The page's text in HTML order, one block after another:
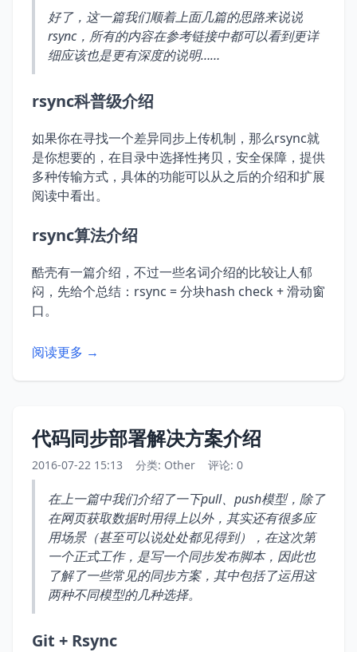
好了，这一篇我们顺着上面几篇的思路来说说
rsync，所有的内容在参考链接中都可以看到更详
细应该也是更有深度的说明……
rsync科普级介绍
如果你在寻找一个差异同步上传机制，那么rsync就
是你想要的，在目录中选择性拷贝，安全保障，提供
多种传输方式，具体的功能可以从之后的介绍和扩展
阅读中看出。
rsync算法介绍
酷壳有一篇介绍，不过一些名词介绍的比较让人郁
闷，先给个总结：rsync = 分块hash check + 滑动窗
口。
阅读更多 →
代码同步部署解决方案介绍
2016-07-22 15:13 分类: Other 评论: 0
在上一篇中我们介绍了一下pull、push模型，除了
在网页获取数据时用得上以外，其实还有很多应
用场景（甚至可以说处处都见得到），在这次第
一个正式工作，是写一个同步发布脚本，因此也
了解了一些常见的同步方案，其中包括了运用这
两种不同模型的几种选择。
Git + Rsync